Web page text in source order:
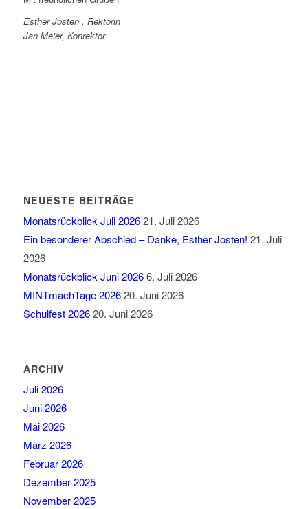
Esther Josten , Rektorin
Jan Meier, Konrektor
NEUESTE BEITRÄGE
Monatsrückblick Juli 2026 21. Juli 2026
Ein besonderer Abschied – Danke, Esther Josten! 21. Juli
2026
Monatsrückblick Juni 2026 6. Juli 2026
MINTmachTage 2026 20. Juni 2026
Schulfest 2026 20. Juni 2026
ARCHIV
Juli 2026
Juni 2026
Mai 2026
März 2026
Februar 2026
Dezember 2025
November 2025